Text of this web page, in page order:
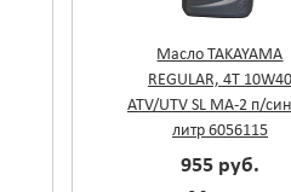
Масло TAKAYAMA
REGULAR, 4T 10W40
ATV/UTV SL MA-2 п/
литр 6056115
955 руб.